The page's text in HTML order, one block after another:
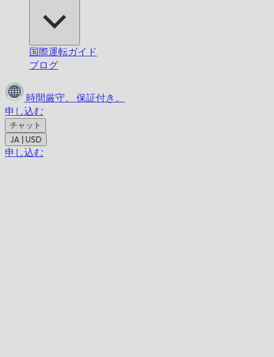
国際運転ガイド
ブログ
時間厳守、
保証付き。
申し込む
チャット
JA | USD
申し込む